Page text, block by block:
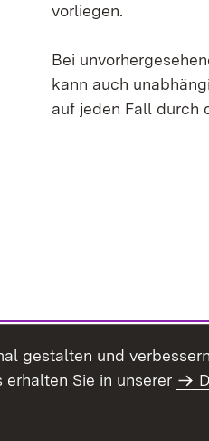
vorliegen.
Bei
kann auch
auf jeden Fall durch
gestalten und
Sie in unserer